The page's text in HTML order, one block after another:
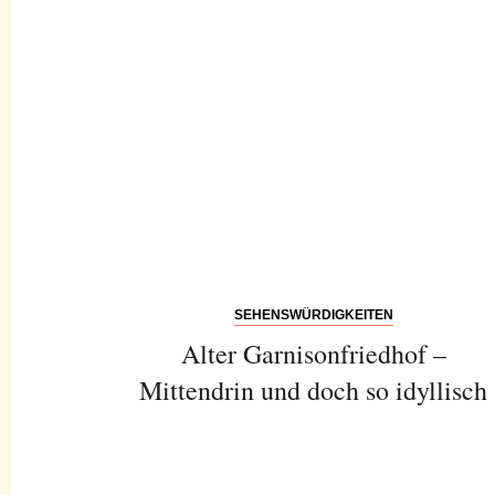
SEHENSWÜRDIGKEITEN
Alter Garnisonfriedhof –
Mittendrin und doch so idyllisch